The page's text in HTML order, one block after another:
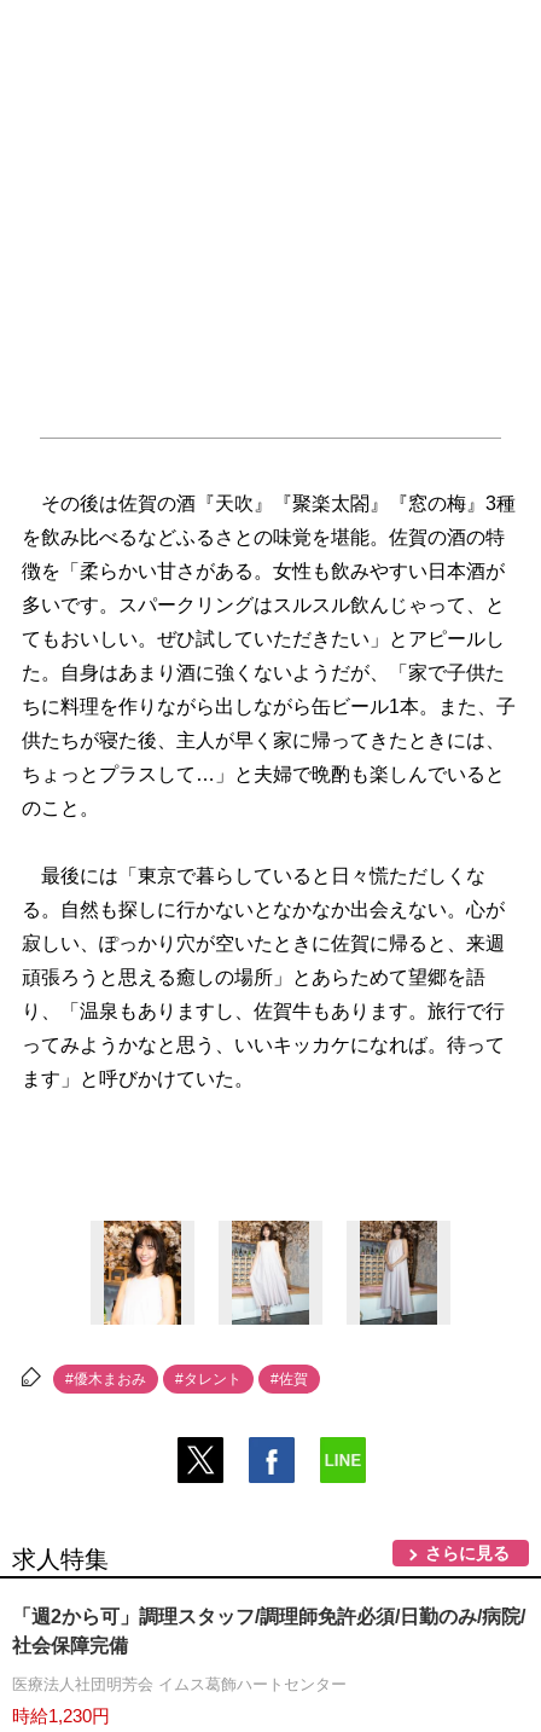
その後は佐賀の酒『天吹』『聚楽太閤』『窓の梅』3種
を飲み比べるなどふるさとの味覚を堪能。佐賀の酒の特
徴を「柔らかい甘さがある。女性も飲みやすい日本酒が
多いです。スパークリングはスルスル飲んじゃって、と
てもおいしい。ぜひ試していただきたい」とアピールし
た。自身はあまり酒に強くないようだが、「家で子供た
ちに料理を作りながら出しながら缶ビール1本。また、子
供たちが寝た後、主人が早く家に帰ってきたときには、
ちょっとプラスして…」と夫婦で晩酌も楽しんでいると
のこと。
最後には「東京で暮らしていると日々慌ただしくな
る。自然も探しに行かないとなかなか出会えない。心が
寂しい、ぽっかり穴が空いたときに佐賀に帰ると、来週
頑張ろうと思える癒しの場所」とあらためて望郷を語
り、「温泉もありますし、佐賀牛もあります。旅行で行
ってみようかなと思う、いいキッカケになれば。待って
ます」と呼びかけていた。
#優木まおみ #タレント #佐賀
求人特集 さらに見る
「週2から可」調理スタッフ/調理師免許必須/日勤のみ/病院/
社会保障完備
医療法人社団明芳会 イムス葛飾ハートセンター
時給1,230円